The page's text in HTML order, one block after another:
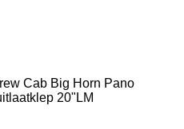
Cab Big Horn Pano
20"LM